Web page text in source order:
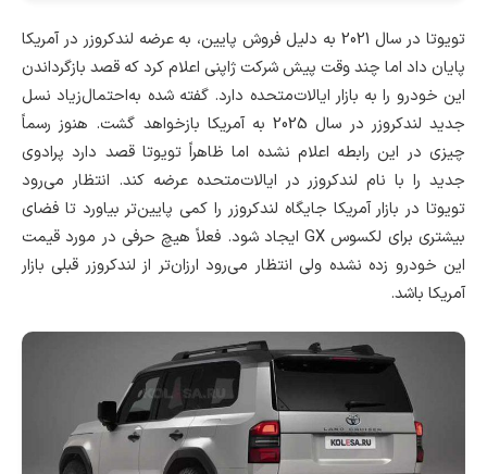
تویوتا در سال 2021 به دلیل فروش پایین، به عرضه لندکروزر در آمریکا
پایان داد اما چند وقت پیش شرکت ژاپنی اعلام کرد که قصد بازگرداندن
این خودرو را به بازار ایالات‌متحده دارد. گفته شده به‌احتمال‌زیاد نسل
جدید لندکروزر در سال 2025 به آمریکا بازخواهد گشت. هنوز رسماً
چیزی در این رابطه اعلام نشده اما ظاهراً تویوتا قصد دارد پرادوی
جدید را با نام لندکروزر در ایالات‌متحده عرضه کند. انتظار می‌رود
تویوتا در بازار آمریکا جایگاه لندکروزر را کمی پایین‌تر بیاورد تا فضای
بیشتری برای لکسوس GX ایجاد شود. فعلاً هیچ حرفی در مورد قیمت
این خودرو زده نشده ولی انتظار می‌رود ارزان‌تر از لندکروزر قبلی بازار
آمریکا باشد.